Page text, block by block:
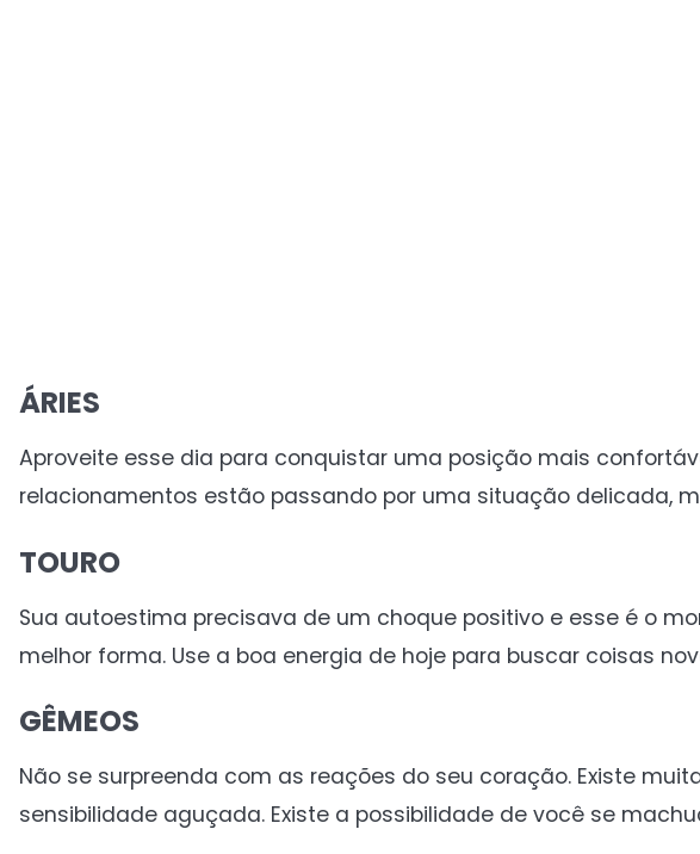
ÁRIES
Aproveite esse dia para conquistar uma posição mais
relacionamentos estão passando por uma situação delicada,
TOURO
Sua autoestima precisava de um choque positivo e esse é o
melhor forma. Use a boa energia de hoje para buscar coisas
GÊMEOS
Não se surpreenda com as reações do seu coração. Existe
sensibilidade aguçada. Existe a possibilidade de você se